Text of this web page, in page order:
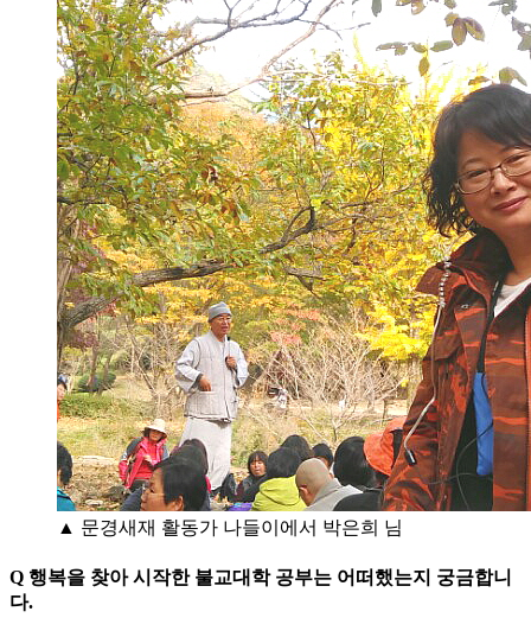
▲ 문경새재 활동가 나들이에서 박은희 님
Q 행복을 찾아 시작한 불교대학 공부는 어떠했는지 궁금합니
다.